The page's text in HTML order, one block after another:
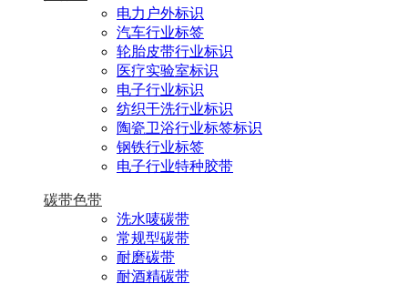
电力户外标识
汽车行业标签
轮胎皮带行业标识
医疗实验室标识
电子行业标识
纺织干洗行业标识
陶瓷卫浴行业标签标识
钢铁行业标签
电子行业特种胶带
碳带色带
洗水唛碳带
常规型碳带
耐磨碳带
耐酒精碳带